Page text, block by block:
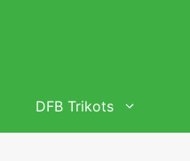
DFB Trikots